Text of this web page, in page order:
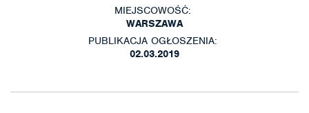
MIEJSCOWOŚĆ:
WARSZAWA
PUBLIKACJA OGŁOSZENIA:
02.03.2019